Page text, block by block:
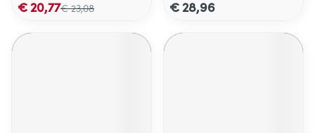
€ 23,08
€ 20,77 € 28,96